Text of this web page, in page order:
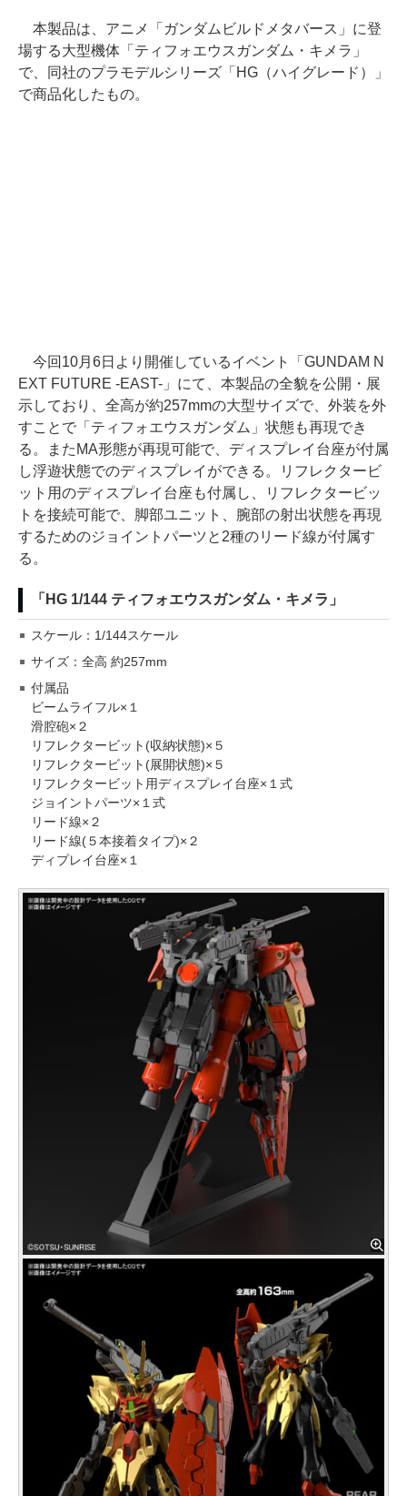
本製品は、アニメ「ガンダムビルドメタバース」に登
場する大型機体「ティフォエウスガンダム・キメラ」
で、同社のプラモデルシリーズ「HG（ハイグレード）」
で商品化したもの。
今回10月6日より開催しているイベント「GUNDAM N
EXT FUTURE -EAST-」にて、本製品の全貌を公開・展
示しており、全高が約257mmの大型サイズで、外装を外
すことで「ティフォエウスガンダム」状態も再現でき
る。またMA形態が再現可能で、ディスプレイ台座が付属
し浮遊状態でのディスプレイができる。リフレクタービ
ット用のディスプレイ台座も付属し、リフレクタービッ
トを接続可能で、脚部ユニット、腕部の射出状態を再現
するためのジョイントパーツと2種のリード線が付属す
る。
「HG 1/144 ティフォエウスガンダム・キメラ」
スケール：1/144スケール
サイズ：全高 約257mm
付属品
ビームライフル×１
滑腔砲×２
リフレクタービット(収納状態)×５
リフレクタービット(展開状態)×５
リフレクタービット用ディスプレイ台座×１式
ジョイントパーツ×１式
リード線×２
リード線(５本接着タイプ)×２
ディプレイ台座×１